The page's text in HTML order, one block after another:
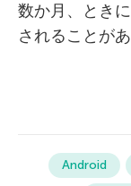
数か月、とき
されることが
Android